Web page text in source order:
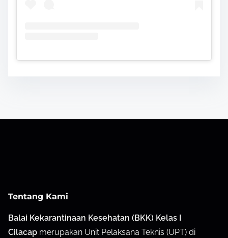
Tentang Kami
Balai Kekarantinaan Kesehatan (BKK) Kelas I
Cilacap merupakan Unit Pelaksana Teknis (UPT) di